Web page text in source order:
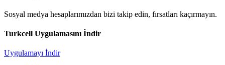
Sosyal medya hesaplarımızdan bizi takip edin, fırsatları kaçırmayın.
Turkcell Uygulamasını İndir
Uygulamayı İndir